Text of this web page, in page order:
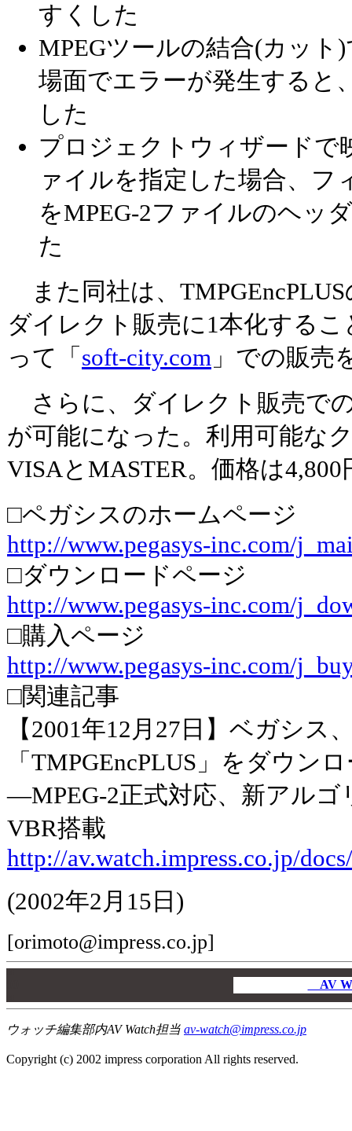
すくした
MPEGツールの結合(カット
場面でエラーが発生すると
した
プロジェクトウィザードで
ァイルを指定した場合、フ
をMPEG-2ファイルのヘッ
た
また同社は、
ダイレクト販売に1本化する
って「 soft-city.com 」での販売
さらに、ダイレクト販売で
が可能になった。利用可能な
VISAとMASTER。価格は
□ペガシスのホームページ
http://www.pegasys-inc.com/
□ダウンロードページ
http://www.pegasys-inc.com/
□購入ページ
http://www.pegasys-inc.com/
□関連記事
【2001年12月27日】ベガシス
「TMPGEncPLUS」をダウン
―MPEG-2正式対応、新アル
VBR搭載
http://av.watch.impress.co.jp/
(2002年2月15日)
[orimoto@impress.co.jp]
AV
ウォッチ編集部内AV Watch担当 av-watch@impress.co.jp
Copyright (c) 2002 impress corporation All rights reserved.